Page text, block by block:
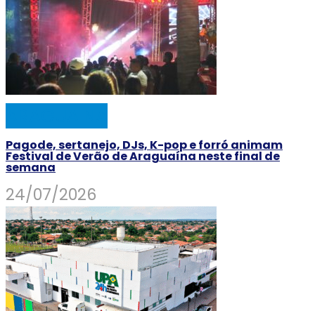
Pagode, sertanejo, DJs, K-pop e forró animam
Festival de Verão de Araguaína neste final de
semana
24/07/2026